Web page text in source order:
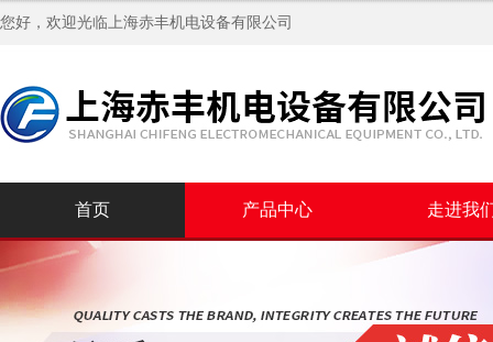
您好，欢迎光临上海赤丰机电设备有限公司
首页 产品中心 走进我